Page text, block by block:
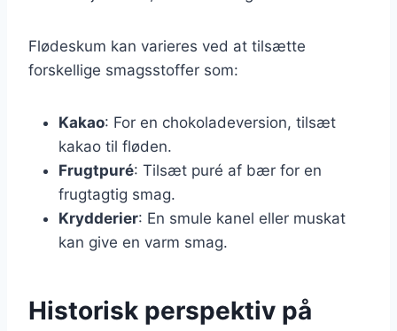
Flødeskum kan varieres ved at tilsætte
forskellige smagsstoffer som:
Kakao: For en chokoladeversion, tilsæt
kakao til fløden.
Frugtpuré: Tilsæt puré af bær for en
frugtagtig smag.
Krydderier: En smule kanel eller muskat
kan give en varm smag.
Historisk perspektiv på